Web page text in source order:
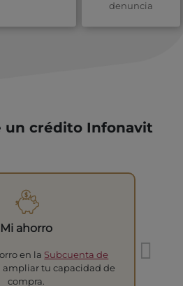
denuncia
un crédito Infonavit
Mi ahorro
en la Subcuenta de
ampliar tu capacidad de
compra.